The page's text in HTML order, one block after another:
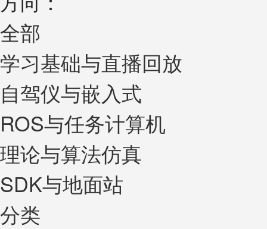
全部
学习基础与直播回放
自驾仪与嵌入式
ROS与任务计算机
理论与算法仿真
SDK与地面站
分类